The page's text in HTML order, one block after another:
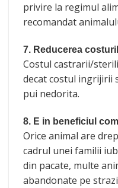
privire la regimul
recomandat
7. Reducerea
Costul castrarii/
decat costul ingrijirii
pui nedorita.
8. E in beneficiul
Orice animal are
cadrul unei familii
din pacate, multe
abandonate pe